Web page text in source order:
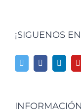
¡SIGUENOS